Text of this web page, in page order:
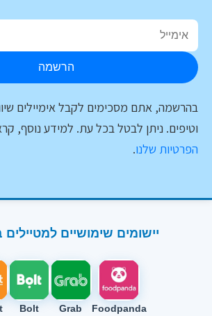
הרשמה
בהרשמה, אתם מסכימים לקבל אימיילים
וטיפים. ניתן לבטל בכל עת. למידע נוסף,
הפרטיות שלנו.
יישומים שימושיים
Foodpanda
Grab
Bolt